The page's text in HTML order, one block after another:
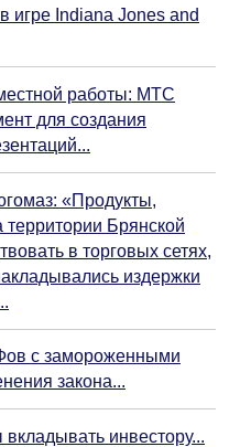
игре Indiana Jones and
работы: МТС
для создания
«Продукты,
территории Брянской
в торговых сетях,
издержки
с замороженными
закона...
инвестору...